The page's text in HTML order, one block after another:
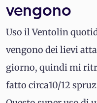
vengono
Uso il Ventolin
vengono dei lievi
giorno, quindi mi
fatto circa10/12